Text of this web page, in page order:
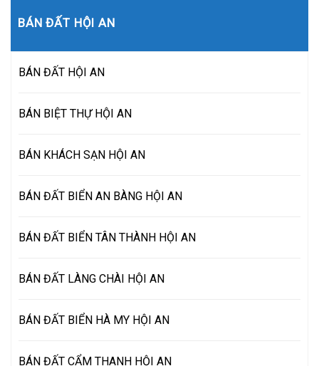
BÁN ĐẤT HỘI AN
BÁN ĐẤT HỘI AN
BÁN BIỆT THỰ HỘI AN
BÁN KHÁCH SẠN HỘI AN
BÁN ĐẤT BIỂN AN BÀNG HỘI AN
BÁN ĐẤT BIỂN TÂN THÀNH HỘI AN
BÁN ĐẤT LÀNG CHÀI HỘI AN
BÁN ĐẤT BIỂN HÀ MY HỘI AN
BÁN ĐẤT CẨM THANH HỘI AN